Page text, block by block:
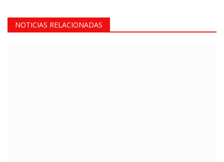
NOTICIAS RELACIONADAS